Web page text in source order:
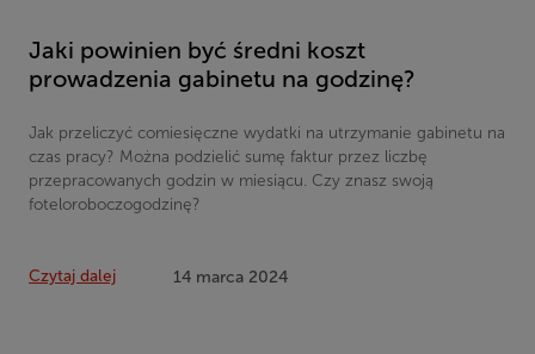
Jaki powinien być średni koszt
prowadzenia gabinetu na godzinę?
Jak przeliczyć comiesięczne wydatki na utrzymanie gabinetu na
czas pracy? Można podzielić sumę faktur przez liczbę
przepracowanych godzin w miesiącu. Czy znasz swoją
foteloroboczogodzinę?
Czytaj dalej 14 marca 2024